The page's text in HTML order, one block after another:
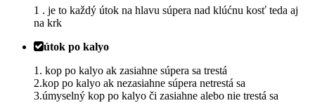
1 . je to každý útok na hlavu súpera nad klúćnu kosť teda aj
na krk
útok po kalyo
1. kop po kalyo ak zasiahne súpera sa trestá
2.kop po kalyo ak nezasiahne súpera netrestá sa
3.úmyselný kop po kalyo či zasiahne alebo nie trestá sa